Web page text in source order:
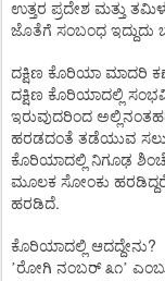
ಉತ್ತರ ಪ್ರದೇಶ ಮತ್ತು
ಜೊತೆಗೆ ಸಂಬಂಧ ಇದ್ದುದು
ದಕ್ಷಿಣ ಕೊರಿಯಾ ಮಾದರಿ
ದಕ್ಷಿಣ ಕೊರಿಯಾದಲ್ಲಿ
ಇರುವುದರಿಂದ
ಹರಡದಂತೆ ತಡೆಯುವ
ಕೊರಿಯಾದಲ್ಲಿ ನಿಗೂಢ
ಮೂಲಕ ಸೋಂಕು
ಹರಡಿದೆ.
ಕೊರಿಯಾದಲ್ಲಿ ಆದದ್ದೇನು?
’ರೋಗಿ ನಂಬರ್ ೩೧’